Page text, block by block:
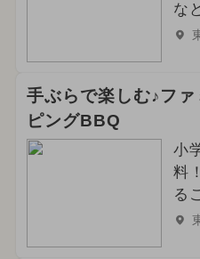
な
手ぶらで楽しむ♪フ
ピングBBQ
小
料
る